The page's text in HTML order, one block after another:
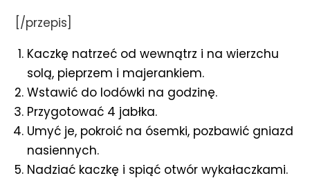
[/przepis]
Kaczkę natrzeć od wewnątrz i na wierzchu
solą, pieprzem i majerankiem.
Wstawić do lodówki na godzinę.
Przygotować 4 jabłka.
Umyć je, pokroić na ósemki, pozbawić gniazd
nasiennych.
Nadziać kaczkę i spiąć otwór wykałaczkami.